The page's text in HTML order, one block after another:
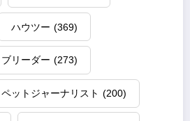
ハウツー (369)
ブリーダー (273)
ペットジャーナリスト (200)